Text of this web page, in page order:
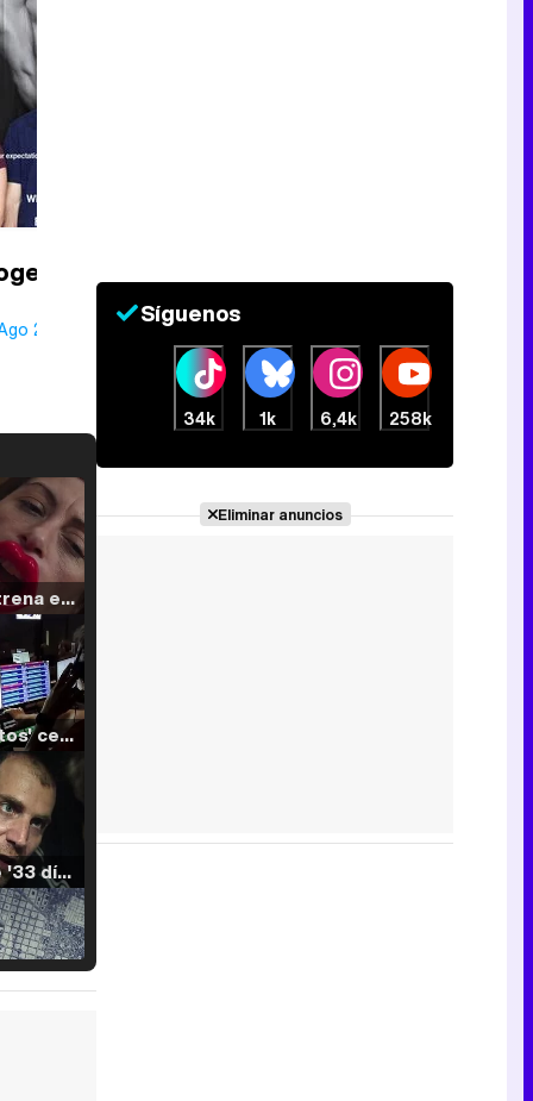
2018
Filmin estrena el tráiler de 'Millennial Mal', su nueva comedia universitaria de la mano de Lorena Iglesias
'120 Minutos' celebra sus 2.000 programas en Telemadrid con un vídeo del día a día en la redacción
Tráiler de '33 días', la nueva serie de Atresplayer con Julián Villagrán y José Manuel Poga
Síguenos
34k 1k 6,4k 258k
Eliminar anuncios